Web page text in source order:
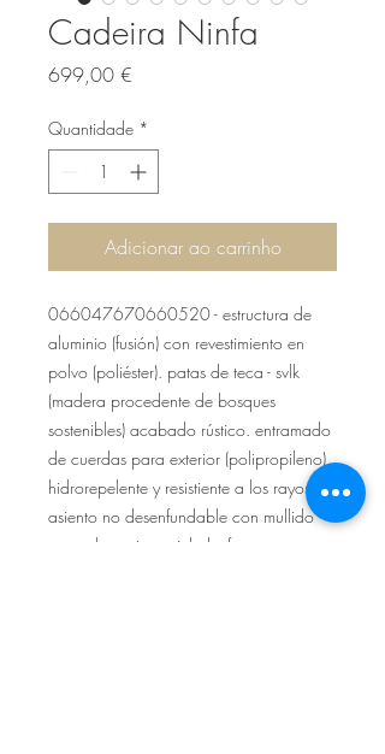
Cadeira Ninfa
699,00 €
Quantidade *
Adicionar ao carrinho
066047670660520 - estructura de
aluminio (fusión) con revestimiento en
polvo (poliéster). patas de teca - svlk
(madera procedente de bosques
sostenibles) acabado rústico. entramado
de cuerdas para exterior (polipropileno),
hidrorepelente y resistiente a los rayos uv.
asiento no desenfundable con mullido
para el exterior quick dry foam